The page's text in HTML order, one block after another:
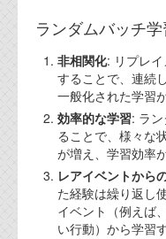
ランダムバッチ
非相関化: リプレ
することで、連続
一般化された学習
効率的な学習: ラ
ることで、様々な
が増え、学習効率
レアイベントから
た経験は繰り返し
イベント（例えば
い行動）から学習